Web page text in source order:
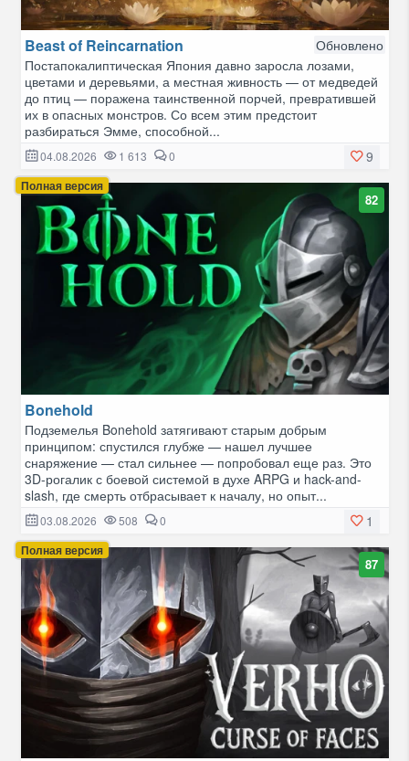
Beast of Reincarnation
Обновлено
Постапокалиптическая Япония давно заросла лозами,
цветами и деревьями, а местная живность — от медведей
до птиц — поражена таинственной порчей, превратившей
их в опасных монстров. Со всем этим предстоит
разбираться Эмме, способной...
9
04.08.2026 1 613 0
Полная версия
82
Bonehold
Подземелья Bonehold затягивают старым добрым
принципом: спустился глубже — нашел лучшее
снаряжение — стал сильнее — попробовал еще раз. Это
3D-рогалик с боевой системой в духе ARPG и hack-and-
slash, где смерть отбрасывает к началу, но опыт...
1
03.08.2026 508 0
Полная версия
87